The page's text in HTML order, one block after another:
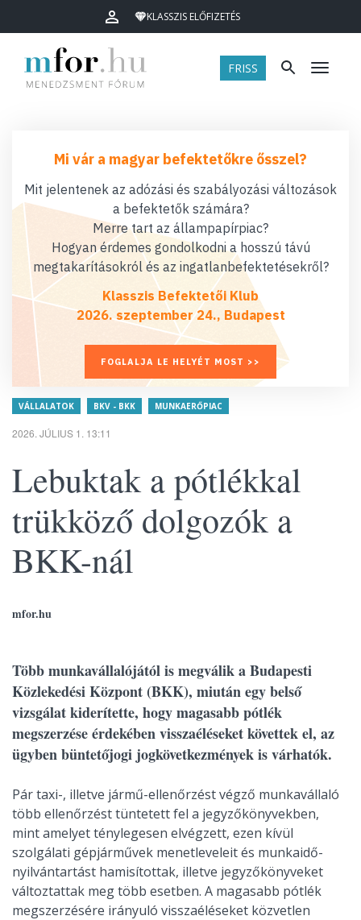
KLASSZIS ELŐFIZETÉS
FRISS Menü
Mi vár a magyar befektetőkre ősszel?
Mit jelentenek az adózási és szabályozási változások
a befektetők számára?
Merre tart az állampapírpiac?
Hogyan érdemes gondolkodni a hosszú távú
megtakarításokról és az ingatlanbefektetésekről?
Klasszis Befektetői Klub
2026. szeptember 24., Budapest
FOGLALJA LE HELYÉT MOST >>
VÁLLALATOK BKV - BKK MUNKAERŐPIAC
2026. JÚLIUS 1. 13:11
Lebuktak a pótlékkal
trükköző dolgozók a
BKK-nál
mfor.hu
Több munkavállalójától is megválik a Budapesti
Közlekedési Központ (BKK), miután egy belső
vizsgálat kiderítette, hogy magasabb pótlék
megszerzése érdekében visszaéléseket követtek el, az
ügyben büntetőjogi jogkövetkezmények is várhatók.
Pár taxi-, illetve jármű-ellenőrzést végző munkavállaló
több ellenőrzést tüntetett fel a jegyzőkönyvekben,
mint amelyet ténylegesen elvégzett, ezen kívül
szolgálati gépjárművek menetleveleit és munkaidő-
nyilvántartást hamisítottak, illetve jegyzőkönyveket
változtattak meg több esetben. A magasabb pótlék
megszerzésére irányuló visszaéléseket közvetlen